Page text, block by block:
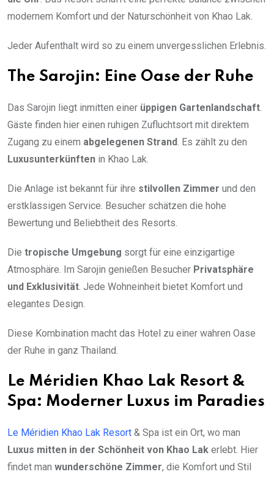
modernem Komfort und der Naturschönheit von Khao Lak.
Jeder Aufenthalt wird so zu einem unvergesslichen Erlebnis.
The Sarojin: Eine Oase der Ruhe
Das Sarojin liegt inmitten einer üppigen Gartenlandschaft
Gäste finden hier einen ruhigen Zufluchtsort mit direktem
Zugang zu einem abgelegenen Strand . Es zählt zu den
Luxusunterkünften in Khao Lak.
Die Anlage ist bekannt für ihre stilvollen Zimmer und den
erstklassigen Service. Besucher schätzen die hohe
Bewertung und Beliebtheit des Resorts.
Die tropische Umgebung sorgt für eine einzigartige
Atmosphäre. Im Sarojin genießen Besucher Privatsphäre
und Exklusivität . Jede Wohneinheit bietet Komfort und
elegantes Design.
Diese Kombination macht das Hotel zu einer wahren Oase
der Ruhe in ganz Thailand.
Le Méridien Khao Lak Resort &
Spa: Moderner Luxus im Paradies
Le Méridien Khao Lak Resort & Spa ist ein Ort, wo man
Luxus mitten in der Schönheit von Khao Lak erlebt. Hier
findet man wunderschöne Zimmer, die Komfort und Stil